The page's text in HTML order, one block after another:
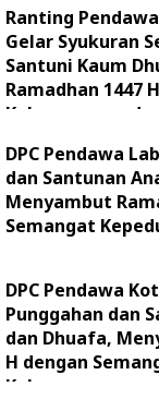
Ranting
Gelar Syukuran
Santuni Kaum
Ramadhan 1447
Kebersamaan
DPC Pendawa
dan Santunan
Menyambut
Semangat
DPC Pendawa
Punggahan dan
dan Dhuafa,
H dengan
Kebersamaan